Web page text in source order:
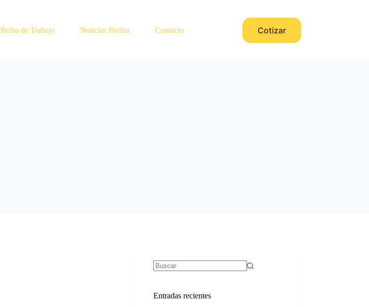
Bolsa de Trabajo Noticias Prolim Contacto Cotizar
Entradas recientes